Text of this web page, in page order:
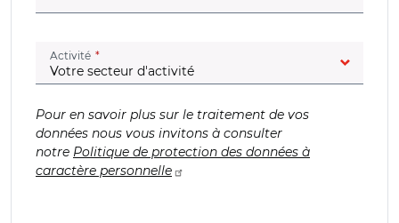
Activité (champ obligatoire)
Pour en savoir plus sur le traitement de vos
données nous vous invitons à consulter
notre Politique de protection des données à
caractère personnelle